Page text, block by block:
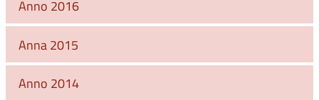
Anno 2016
Anna 2015
Anno 2014